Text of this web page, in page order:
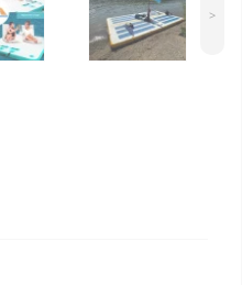
>